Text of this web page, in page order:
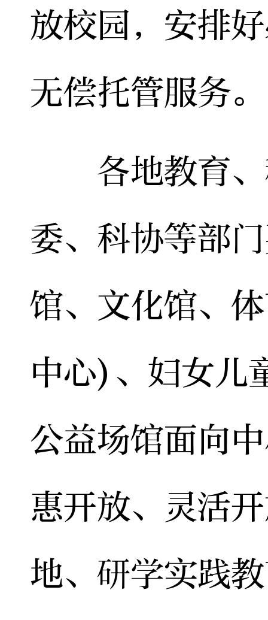
放校园，安排
无偿托管服务。
各地教育、
委、科协等部
馆、文化馆、
中心)、妇女儿
公益场馆面向
惠开放、灵活
地、研学实践